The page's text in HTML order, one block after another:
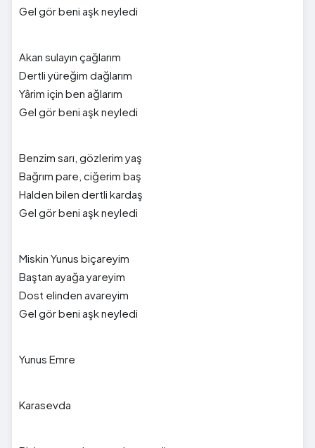
Gel gör beni aşk neyledi
Akan sulayın çağlarım
Dertli yüreğim dağlarım
Yârim için ben ağlarım
Gel gör beni aşk neyledi
Benzim sarı, gözlerim yaş
Bağrım pare, ciğerim baş
Halden bilen dertli kardaş
Gel gör beni aşk neyledi
Miskin Yunus biçareyim
Baştan ayağa yareyim
Dost elinden avareyim
Gel gör beni aşk neyledi
Yunus Emre
Karasevda